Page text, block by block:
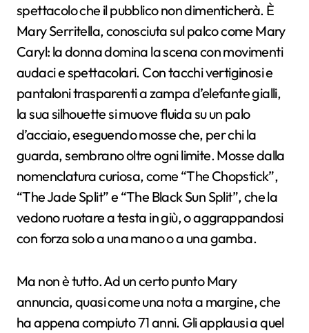
spettacolo che il pubblico non dimenticherà. È
Mary Serritella, conosciuta sul palco come Mary
Caryl: la donna domina la scena con movimenti
audaci e spettacolari. Con tacchi vertiginosi e
pantaloni trasparenti a zampa d’elefante gialli,
la sua silhouette si muove fluida su un palo
d’acciaio, eseguendo mosse che, per chi la
guarda, sembrano oltre ogni limite. Mosse dalla
nomenclatura curiosa, come “The Chopstick”,
“The Jade Split” e “The Black Sun Split”, che la
vedono ruotare a testa in giù, o aggrappandosi
con forza solo a una mano o a una gamba.
Ma non è tutto. Ad un certo punto Mary
annuncia, quasi come una nota a margine, che
ha appena compiuto 71 anni. Gli applausi a quel